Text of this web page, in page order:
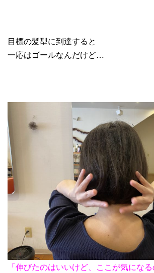
目標の髪型に到達すると
一応はゴールなんだけど…
「伸びたのはいいけど、ここが気になる